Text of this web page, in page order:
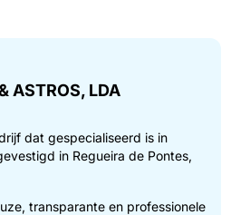
ASTROS, LDA
dat gespecialiseerd is in
in Regueira de Pontes,
transparante en professionele